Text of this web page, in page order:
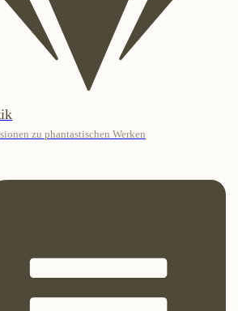
zu phantastischen Werken